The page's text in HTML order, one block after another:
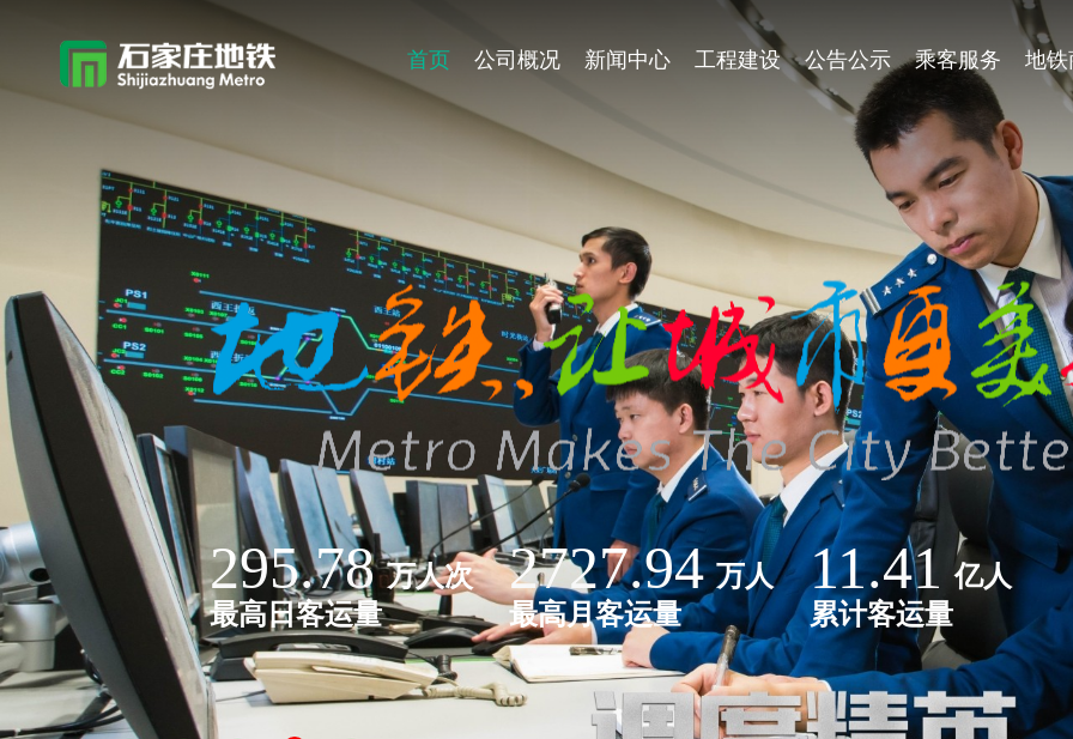
首页 公司概况 新闻中心 工程建设 公告公示 乘客服务 地铁
295.78 万人次
最高日客运量
2727.94 万人
最高月客运量
11.41 亿人
累计客运量